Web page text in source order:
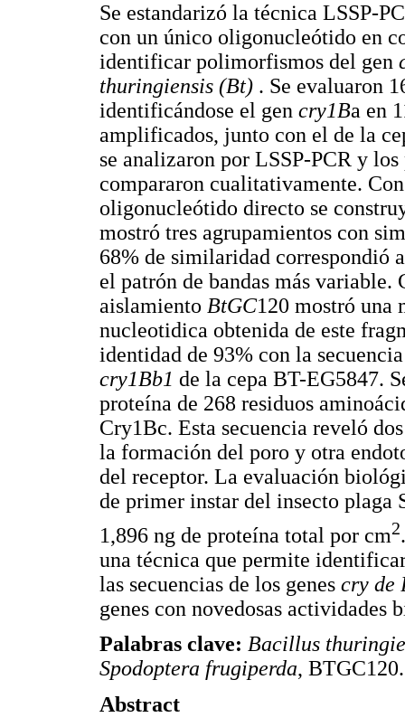
Se estandarizó la técnica LSSP-
con un único oligonucleótido en
identificar polimorfismos del gen
thuringiensis (Bt) . Se evaluaron
identificándose el gen cry1Ba en
amplificados, junto con el de la
se analizaron por LSSP-PCR y
compararon cualitativamente.
oligonucleótido directo se
mostró tres agrupamientos con
68% de similaridad correspondió
el patrón de bandas más
aislamiento BtGC120 mostró una
nucleotidica obtenida de este
identidad de 93% con la
cry1Bb1 de la cepa BT-EG5847.
proteína de 268 residuos
Cry1Bc. Esta secuencia reveló
la formación del poro y otra
del receptor. La evaluación
de primer instar del insecto plaga
1,896 ng de proteína total por cm2
una técnica que permite
las secuencias de los genes cry de
genes con novedosas actividades
Palabras clave: Bacillus
Spodoptera frugiperda, BTGC120.
Abstract